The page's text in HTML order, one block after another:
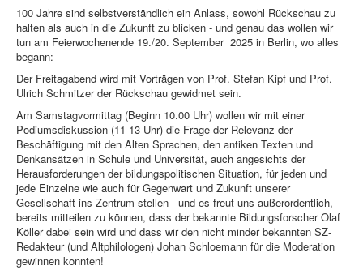
100 Jahre sind selbstverständlich ein Anlass, sowohl Rückschau zu
halten als auch in die Zukunft zu blicken - und genau das wollen wir
tun am Feierwochenende 19./20. September 2025 in Berlin, wo alles
begann:
Der Freitagabend wird mit Vorträgen von Prof. Stefan Kipf und Prof.
Ulrich Schmitzer der Rückschau gewidmet sein.
Am Samstagvormittag (Beginn 10.00 Uhr) wollen wir mit einer
Podiumsdiskussion (11-13 Uhr) die Frage der Relevanz der
Beschäftigung mit den Alten Sprachen, den antiken Texten und
Denkansätzen in Schule und Universität, auch angesichts der
Herausforderungen der bildungspolitischen Situation, für jeden und
jede Einzelne wie auch für Gegenwart und Zukunft unserer
Gesellschaft ins Zentrum stellen - und es freut uns außerordentlich,
bereits mitteilen zu können, dass der bekannte Bildungsforscher Olaf
Köller dabei sein wird und dass wir den nicht minder bekannten SZ-
Redakteur (und Altphilologen) Johan Schloemann für die Moderation
gewinnen konnten!